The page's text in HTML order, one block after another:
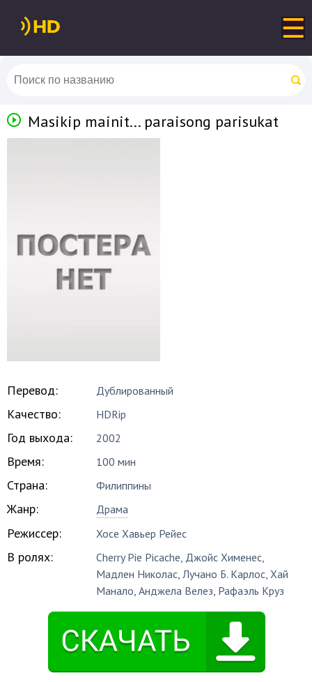
Masikip mainit... paraisong parisukat
Перевод: Дублированный
Качество: HDRip
Год выхода: 2002
Время: 100 мин
Страна: Филиппины
Жанр: Драма
Режиссер: Хосе Хавьер Рейес
В ролях: Cherry Pie Picache, Джойс Хименес,
Мадлен Николас,Лучано Б. Карлос,Хай
Манало,Анджела Велез, Рафаэль Круз